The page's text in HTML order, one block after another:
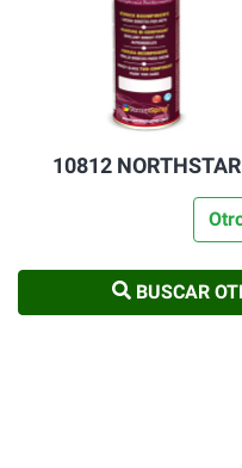
10812
BUSCAR